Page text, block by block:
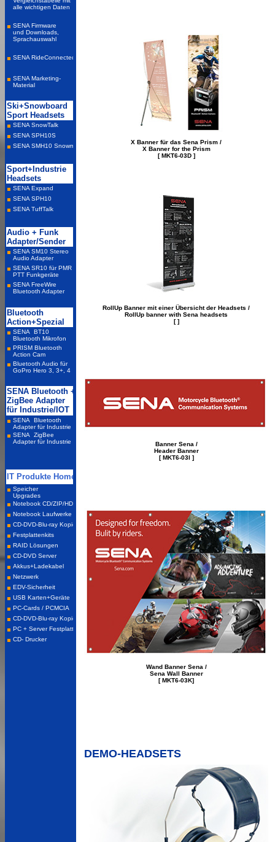
X Banner für das Sena Prism /
X Banner for the Prism
[ MKT6-03D ]
RollUp Banner mit einer Übersicht der Headsets /
RollUp banner with Sena headsets
[ ]
Banner Sena /
Header Banner
[ MKT6-03I ]
Wand Banner Sena /
Sena Wall Banner
[ MKT6-03K]
DEMO-HEADSETS